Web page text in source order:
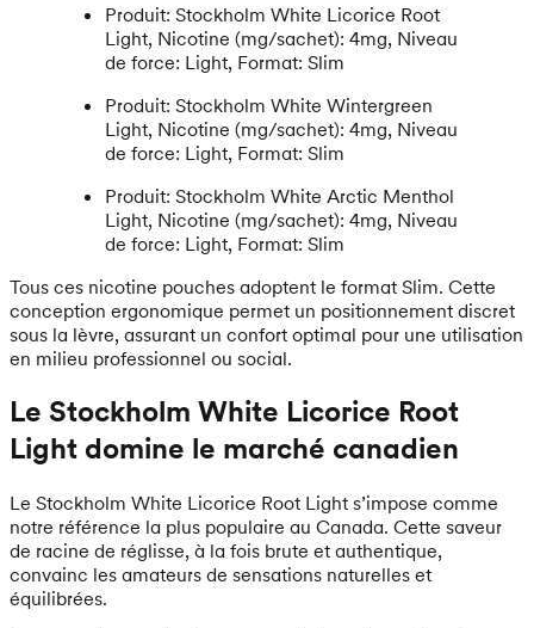
Produit: Stockholm White Licorice Root
Light, Nicotine (mg/sachet): 4mg, Niveau
de force: Light, Format: Slim
Produit: Stockholm White Wintergreen
Light, Nicotine (mg/sachet): 4mg, Niveau
de force: Light, Format: Slim
Produit: Stockholm White Arctic Menthol
Light, Nicotine (mg/sachet): 4mg, Niveau
de force: Light, Format: Slim
Tous ces nicotine pouches adoptent le format Slim. Cette
conception ergonomique permet un positionnement discret
sous la lèvre, assurant un confort optimal pour une utilisation
en milieu professionnel ou social.
Le Stockholm White Licorice Root
Light domine le marché canadien
Le Stockholm White Licorice Root Light s’impose comme
notre référence la plus populaire au Canada. Cette saveur
de racine de réglisse, à la fois brute et authentique,
convainc les amateurs de sensations naturelles et
équilibrées.